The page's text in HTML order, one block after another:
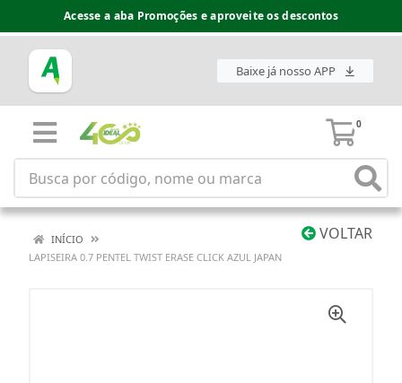
Acesse a aba Promoções e aproveite os descontos
Baixe já nosso APP
0
VOLTAR
INÍCIO
LAPISEIRA 0.7 PENTEL TWIST ERASE CLICK AZUL JAPAN